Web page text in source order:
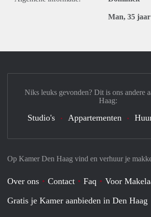
Man, 35 jaar
Op Kamer Den Haag vind en verhuur je
Over ons Contact Faq Voor
Gratis je Kamer aanbieden in Den Haag
Niks leuks gevonden? Dit is ons andere
Haag:
Studio's Appartementen